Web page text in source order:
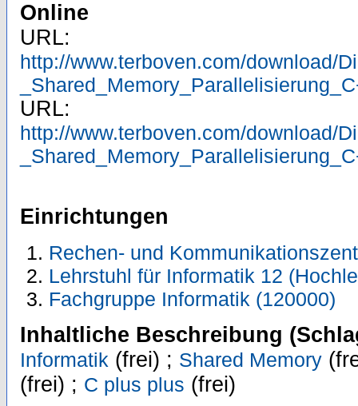
Online
URL:
http://www.terboven.com/download/
URL:
http://www.terboven.com/download/
Einrichtungen
Rechen- und
Lehrstuhl für Informatik 12
Fachgruppe Informatik (120000)
Inhaltliche Beschreibung
Informatik (frei) ; Shared Memory
(frei) ; C plus plus (frei)